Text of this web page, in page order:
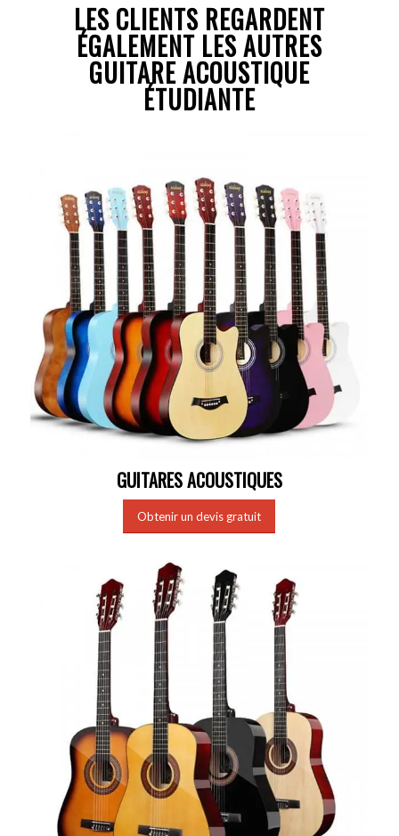
LES CLIENTS REGARDENT
ÉGALEMENT LES AUTRES
GUITARE ACOUSTIQUE
ÉTUDIANTE
GUITARES ACOUSTIQUES
Obtenir un devis gratuit